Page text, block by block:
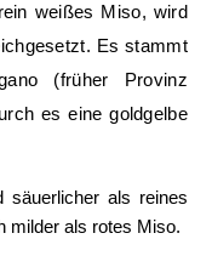
weißes Miso, wird
Es stammt
(früher Provinz
es eine goldgelbe
säuerlicher als reines
milder als rotes Miso.